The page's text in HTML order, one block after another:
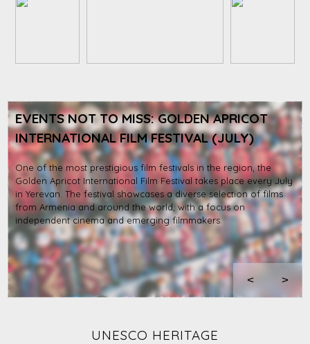
EVENTS NOT TO MISS: GOLDEN APRICOT
INTERNATIONAL FILM FESTIVAL (JULY)
One of the most prestigious film festivals in the region, the
Golden Apricot International Film Festival takes place every July
in Yerevan. The festival showcases a diverse selection of films
from Armenia and around the world, with a focus on
independent cinema and emerging filmmakers.
< >
UNESCO HERITAGE